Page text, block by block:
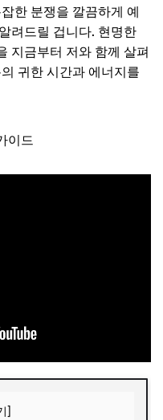
한 분쟁을 깔끔하게 예
려드릴 겁니다. 현명한
지금부터 저와 함께 살펴
귀한 시간과 에너지를
]